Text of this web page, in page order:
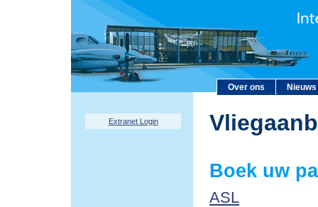
Over ons Nieuws
Extranet Login
Boek uw
ASL